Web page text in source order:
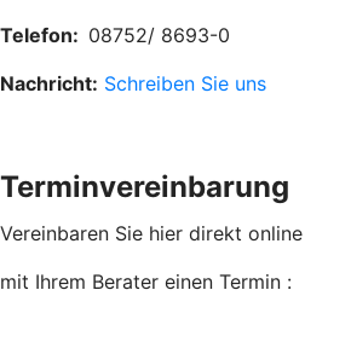
Telefon: 08752/ 8693-0
Nachricht: Schreiben Sie uns
Terminvereinbarung
Vereinbaren Sie hier direkt online
mit Ihrem Berater einen Termin :